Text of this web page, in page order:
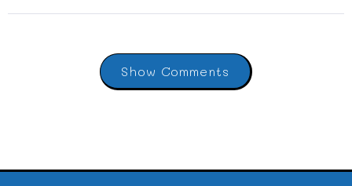
Show Comments